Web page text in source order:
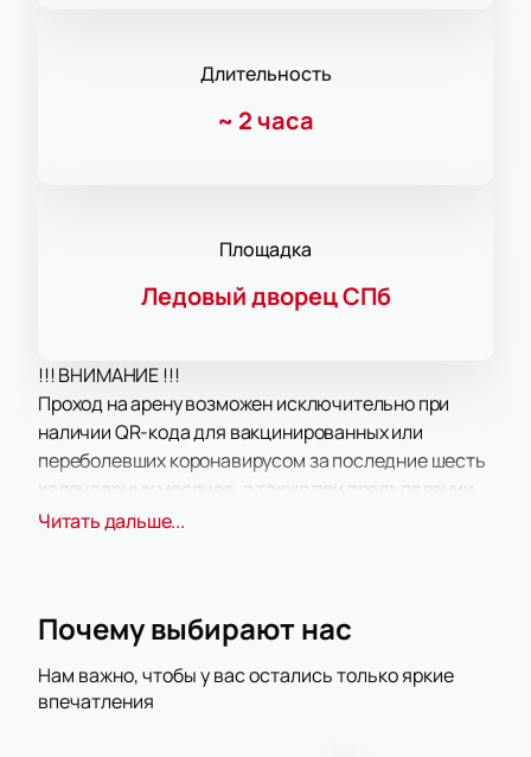
Длительность
~ 2 часа
Площадка
Ледовый дворец СПб
!!! ВНИМАНИЕ !!!
Проход на арену возможен исключительно при
наличии QR-кода для вакцинированных или
переболевших коронавирусом за последние шесть
календарных месяцев, а также при предъявлении
удостоверения личности (паспорт/водительские
Континентальной Хоккейной Лиги, в которой
«Адмирал» (Владивосток).
Профессиональный хоккейный клуб из Санкт-
Читать дальше...
Почему выбирают нас
Нам важно, чтобы у вас остались только яркие
впечатления